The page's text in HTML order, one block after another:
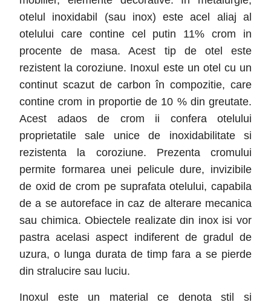
otelul inoxidabil (sau inox) este acel aliaj al
otelului care contine cel putin 11% crom in
procente de masa. Acest tip de otel este
rezistent la coroziune. Inoxul este un otel cu un
continut scazut de carbon în compozitie, care
contine crom in proportie de 10 % din greutate.
Acest adaos de crom ii confera otelului
proprietatile sale unice de inoxidabilitate si
rezistenta la coroziune. Prezenta cromului
permite formarea unei pelicule dure, invizibile
de oxid de crom pe suprafata otelului, capabila
de a se autoreface in caz de alterare mecanica
sau chimica. Obiectele realizate din inox isi vor
pastra acelasi aspect indiferent de gradul de
uzura, o lunga durata de timp fara a se pierde
din stralucire sau luciu.
Inoxul este un material ce denota stil si